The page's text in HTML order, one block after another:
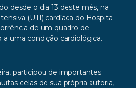
desde o dia 13 deste mês, na
(UTI) cardíaca do Hospital
de um quadro de
a uma condição cardiológica.
participou de importantes
delas de sua própria autoria,